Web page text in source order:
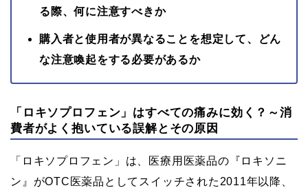
る際、何に注意すべきか
購入者と使用者が異なることを想定して、どん
な注意喚起をする必要があるか
「ロキソプロフェン」はすべての痛みに効く？～消
費者がよく抱いている誤解とその原因
「ロキソプロフェン」は、医療用医薬品の『ロキソニ
ン』がOTC医薬品としてスイッチされた2011年以降、